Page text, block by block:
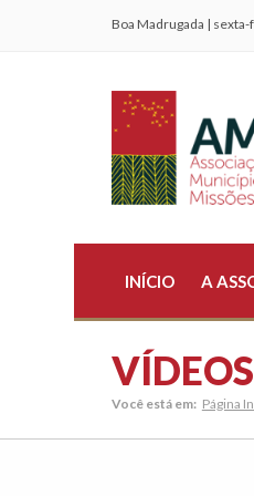
Boa Madrugada |
INÍCIO A
VÍDEOS
Você está em: Página